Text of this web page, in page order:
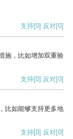
支持[0] 反对[0]
施，比如增加双重验
支持[0] 反对[0]
比如能够支持更多地
支持[0] 反对[0]